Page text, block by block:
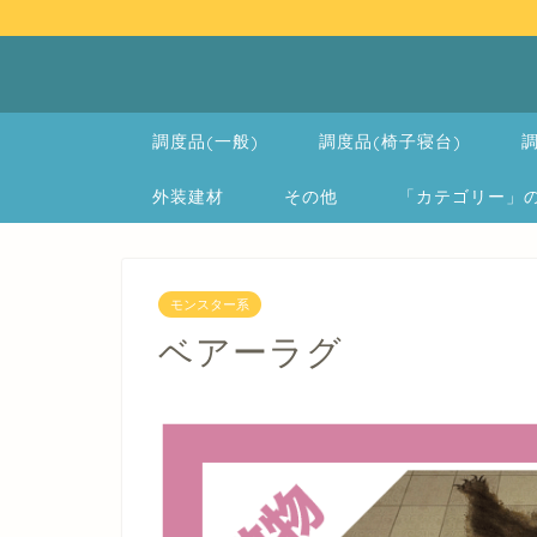
調度品(一般) 調度品(椅子寝台)
外装建材 その他 「カテゴリー
モンスター系
ベアーラグ